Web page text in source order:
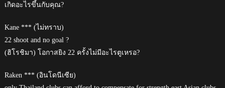
เกิดอะไรขึ้นกับคุณ?
Kane *** (ไม่ทราบ)
22 shoot and no goal ?
(ฮิโรชิมา) โอกาสยิง 22 ครั้งไม่มีอะไรตูเหรอ?
Raken *** (อินโดนีเซีย)